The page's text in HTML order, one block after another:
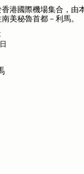
香港國際機場集合，由
美秘魯首都－利馬。